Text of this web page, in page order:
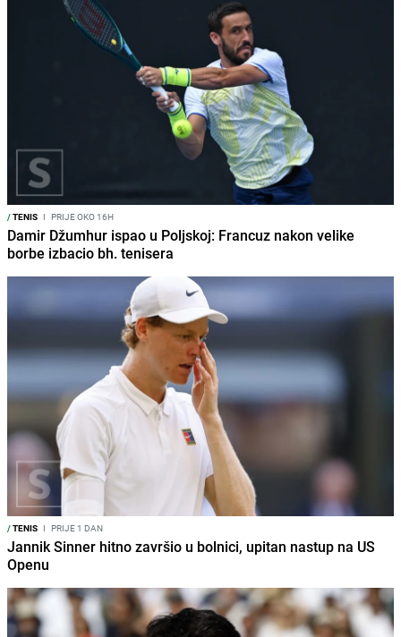
/TENIS I PRIJE OKO 16H
Damir Džumhur ispao u Poljskoj: Francuz nakon velike
borbe izbacio bh. tenisera
/TENIS I PRIJE 1 DAN
Jannik Sinner hitno završio u bolnici, upitan nastup na US
Openu